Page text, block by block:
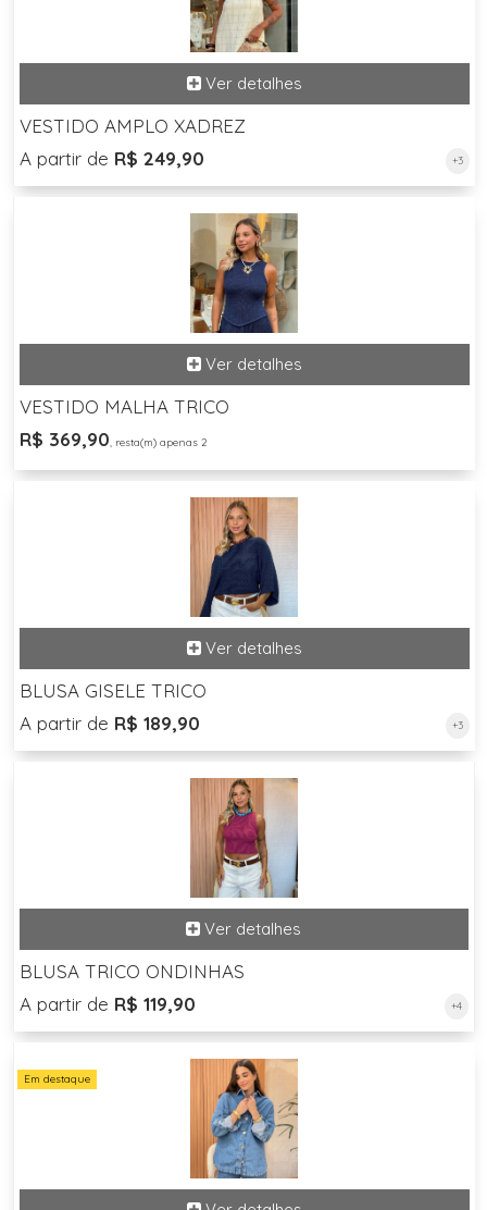
VESTIDO AMPLO XADREZ
A partir de R$ 249,90 +3
VESTIDO MALHA TRICO
R$ 369,90, resta(m) apenas 2
BLUSA GISELE TRICO
A partir de R$ 189,90 +3
BLUSA TRICO ONDINHAS
A partir de R$ 119,90 +4
Em destaque